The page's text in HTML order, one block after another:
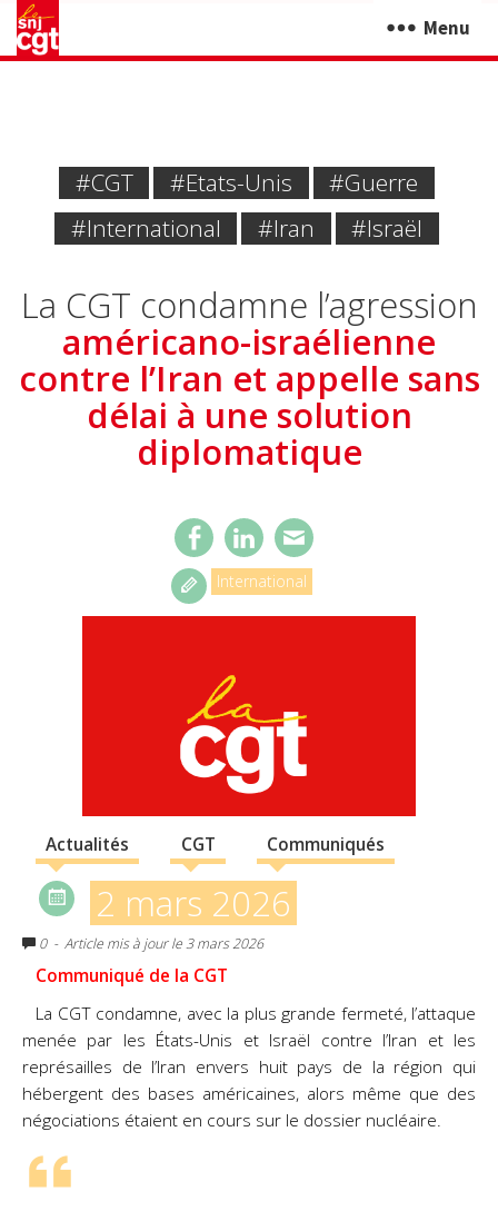
Menu
#CGT #Etats-Unis
#Guerre
#International
#iran #Israël
La CGT condamne l’agression
américano-israélienne
contre l’Iran et appelle sans
délai à une solution
diplomatique
International
Actualités CGT Communiqués
2 mars 2026
0 - Article mis à jour le 3 mars 2026
Communiqué de la CGT
La CGT condamne, avec la plus grande fermeté, l’attaque
menée par les États-Unis et Israël contre l’Iran et les
représailles de l’Iran envers huit pays de la région qui
hébergent des bases américaines, alors même que des
négociations étaient en cours sur le dossier nucléaire.